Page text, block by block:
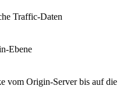
Traffic-Daten
Ebene
vom Origin-Server bis auf die